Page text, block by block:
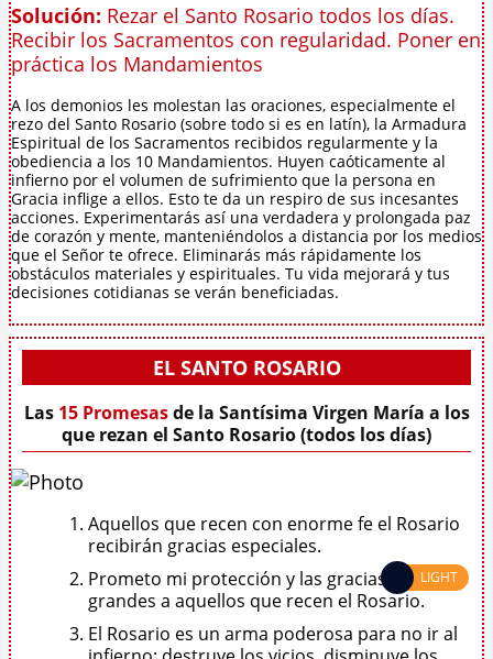
Solución: Rezar el Santo Rosario todos los días.
Recibir los Sacramentos con regularidad. Poner en
práctica los Mandamientos
A los demonios les molestan las oraciones, especialmente el
rezo del Santo Rosario (sobre todo si es en latín), la Armadura
Espiritual de los Sacramentos recibidos regularmente y la
obediencia a los 10 Mandamientos. Huyen caóticamente al
infierno por el volumen de sufrimiento que la persona en
Gracia inflige a ellos. Esto te da un respiro de sus incesantes
acciones. Experimentarás así una verdadera y prolongada paz
de corazón y mente, manteniéndolos a distancia por los medios
que el Señor te ofrece. Eliminarás más rápidamente los
obstáculos materiales y espirituales. Tu vida mejorará y tus
decisiones cotidianas se verán beneficiadas.
EL SANTO ROSARIO
Las 15 Promesasde la Santísima Virgen María a los
que rezan el Santo Rosario (todos los días)
Aquellos que recen con enorme fe el Rosario
recibirán gracias especiales.
Prometo mi protección y las gracias más
grandes a aquellos que recen el Rosario.
El Rosario es un arma poderosa para no ir al
LIGHT